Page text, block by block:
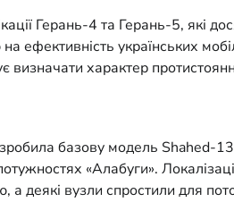
Герань-4 та Герань-5, які
ефективність українських
характер
базову модель Shahed-
«Алабуги».
деякі вузли спростили для